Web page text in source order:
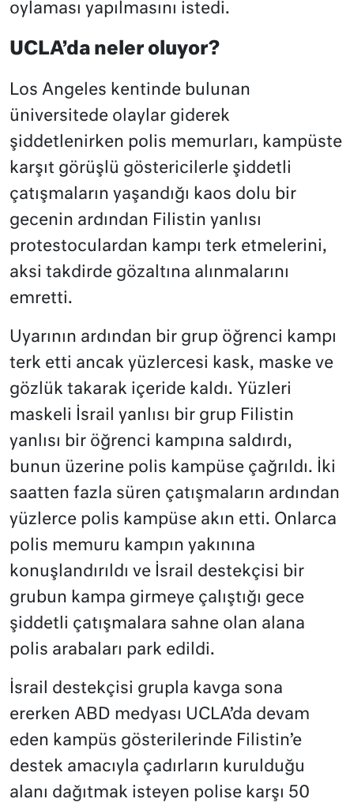
oylaması yapılmasını istedi.
UCLA’da neler oluyor?
Los Angeles kentinde bulunan
üniversitede olaylar giderek
şiddetlenirken polis memurları, kampüste
karşıt görüşlü göstericilerle şiddetli
çatışmaların yaşandığı kaos dolu bir
gecenin ardından Filistin yanlısı
protestoculardan kampı terk etmelerini,
aksi takdirde gözaltına alınmalarını
emretti.
Uyarının ardından bir grup öğrenci kampı
terk etti ancak yüzlercesi kask, maske ve
gözlük takarak içeride kaldı. Yüzleri
maskeli İsrail yanlısı bir grup Filistin
yanlısı bir öğrenci kampına saldırdı,
bunun üzerine polis kampüse çağrıldı. İki
saatten fazla süren çatışmaların ardından
yüzlerce polis kampüse akın etti. Onlarca
polis memuru kampın yakınına
konuşlandırıldı ve İsrail destekçisi bir
grubun kampa girmeye çalıştığı gece
şiddetli çatışmalara sahne olan alana
polis arabaları park edildi.
İsrail destekçisi grupla kavga sona
ererken ABD medyası UCLA’da devam
eden kampüs gösterilerinde Filistin’e
destek amacıyla çadırların kurulduğu
alanı dağıtmak isteyen polise karşı 50